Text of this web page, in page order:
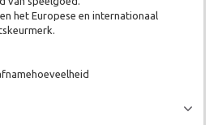
het Europese en internationaal